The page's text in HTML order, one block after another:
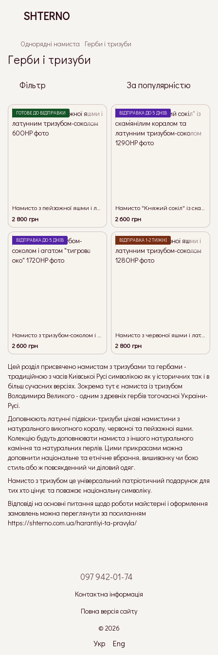
SHTERNO
Однорядні намиста Герби і тризуби
Герби і тризуби
Фільтр За популярністю
ГОТОВЕ ДО ВІДПРАВКИ
2 800 грн
ВІДПРАВКА ДО 5 ДНІВ
2 600 грн
ВІДПРАВКА ДО 5 ДНІВ
2 600 грн
ВІДПРАВКА 1-2 ТИЖНІ
2 800 грн
Цей розділ присвячено намистам з тризубами та гербами -
традиційною з часів Київської Русі символікою як у історичних так і в
більш сучасних версіях. Зокрема тут є намиста із тризубом
Володимира Великого - одним з древніх гербів тогочасної України-
Русі.
Доповнюють латунні підвіски-тризуби цікаві намистини з
натурального викопного коралу, червоної та пейзажної яшми.
Колекцію будуть доповнювати намиста з іншого натурального
каміння та натуральних перлів. Цими прикрасами можна
доповнити національне та етнічне вбрання, вишиванку чи бохо
стиль або ж повсякденний чи діловий одяг.
Намисто з тризубом це універсальний патріотичний подарунок для
тих хто цінує та поважає національну символіку.
Відповіді на основні питання щодо роботи майстерні і оформлення
замовлень можна переглянути за посиланням
https://shterno.com.ua/harantiyi-ta-pravyla/
097 942-01-74
Контактна інформація
Повна версія сайту
© 2026
Укр Eng